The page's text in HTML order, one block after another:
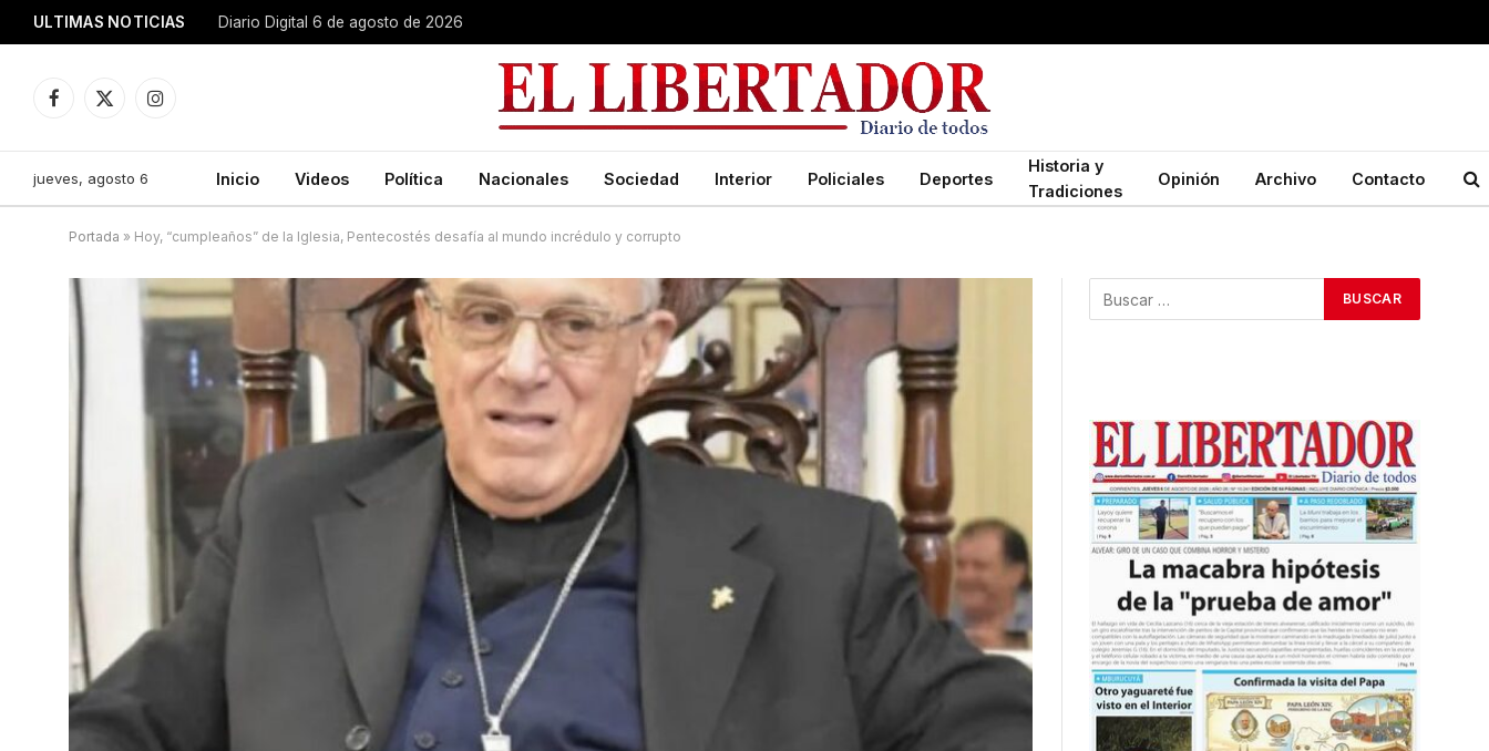
ULTIMAS NOTICIAS Diario Digital 6 de agosto de 2026
Facebook
X
Instagram
jueves, agosto 6 Inicio Videos Política Nacionales Sociedad Interior Policiales Deportes
Historia y
Tradiciones
Opinión Archivo Contacto
Portada » Hoy, “cumpleaños” de la Iglesia, Pentecostés desafía al mundo incrédulo y corrupto